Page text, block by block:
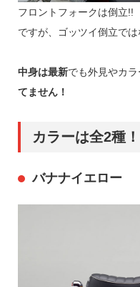
フロントフォークは倒立!!
ですが、ゴッツイ倒立では
中身は最新でも外見やカ
てません！
カラーは全2種！
バナナイエロー